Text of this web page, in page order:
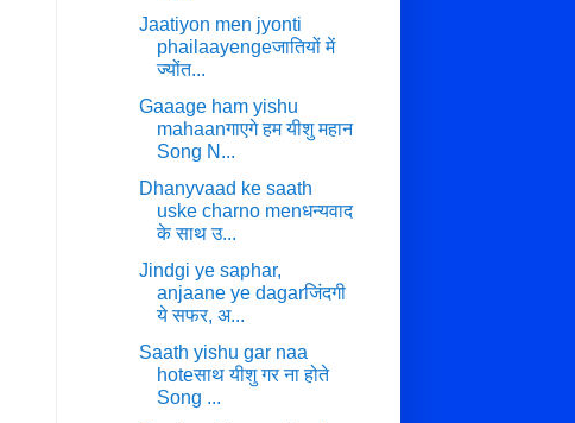
Jaatiyon men jyonti
phailaayengeजातियों में
ज्योंत...
Gaaage ham yishu
mahaanगाएगे हम यीशु महान
Song N...
Dhanyvaad ke saath
uske charno menधन्यवाद
के साथ उ...
Jindgi ye saphar,
anjaane ye dagarजिंदगी
ये सफर, अ...
Saath yishu gar naa
hoteसाथ यीशु गर ना होते
Song ...